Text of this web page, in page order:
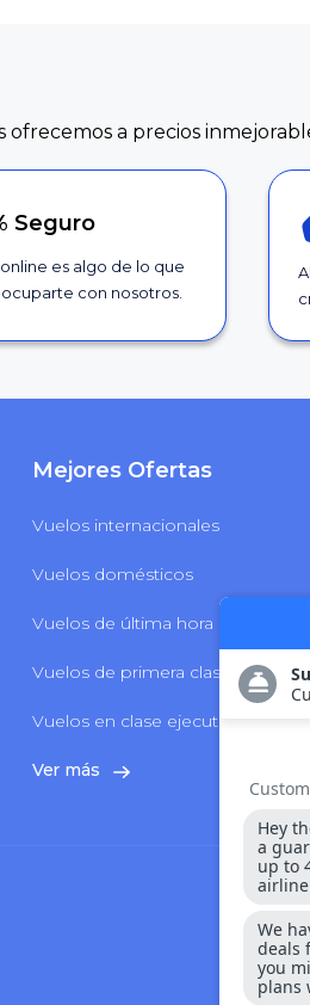
ofrecemos a precios
Seguro
es algo de lo que
con nosotros.
Mejores Ofertas
Vuelos internacionales
Vuelos domésticos
Vuelos de última hora
Vuelos de primera clase
Vuelos en clase ejecutiva
Ver más